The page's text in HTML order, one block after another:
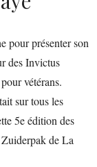
pour présenter son
des Invictus
vétérans.
sur tous les
5e édition des
de La